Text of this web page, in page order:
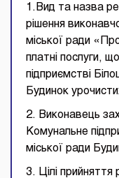
1.Вид та назва
рішення
міської ради
платні послуги,
підприємстві
Будинок
2. Виконавець
Комунальне
міської ради
3. Цілі прийняття